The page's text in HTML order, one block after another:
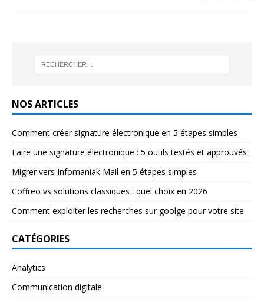
NOS ARTICLES
Comment créer signature électronique en 5 étapes simples
Faire une signature électronique : 5 outils testés et approuvés
Migrer vers Infomaniak Mail en 5 étapes simples
Coffreo vs solutions classiques : quel choix en 2026
Comment exploiter les recherches sur goolge pour votre site
CATÉGORIES
Analytics
Communication digitale